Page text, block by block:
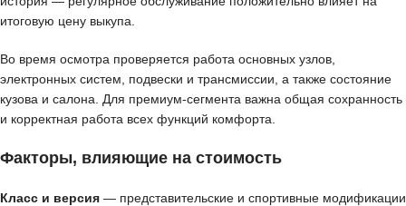
итоговую цену выкупа.
Во время осмотра проверяется работа основных узлов,
электронных систем, подвески и трансмиссии, а также состояние
кузова и салона. Для премиум-сегмента важна общая сохранность
и корректная работа всех функций комфорта.
Факторы, влияющие на стоимость
Класс и версия — представительские и спортивные модификации